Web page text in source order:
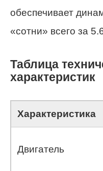
обеспечивает
«сотни» всего за
Таблица
характеристик
Характеристика
Двигатель